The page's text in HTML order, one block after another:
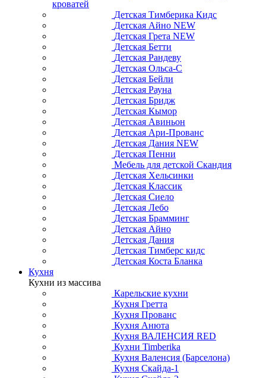
кроватей
Детская Тимберика Кидс
Детская Айно NEW
Детская Грета NEW
Детская Бетти
Детская Рандеву
Детская Ольса-С
Детская Бейли
Детская Рауна
Детская Бридж
Детская Кымор
Детская Авиньон
Детская Ари-Прованс
Детская Дания NEW
Детская Пенни
Мебель для детской Скандия
Детская Хельсинки
Детская Классик
Детская Сиело
Детская Лебо
Детская Брамминг
Детская Айно
Детская Дания
Детская Тимберс кидс
Детская Коста Бланка
Кухня
Кухни из массива
Карельские кухни
Кухня Гретта
Кухня Прованс
Кухня Анюта
Кухня ВАЛЕНСИЯ RED
Кухни Timberika
Кухня Валенсия (Барселона)
Кухня Скайда-1